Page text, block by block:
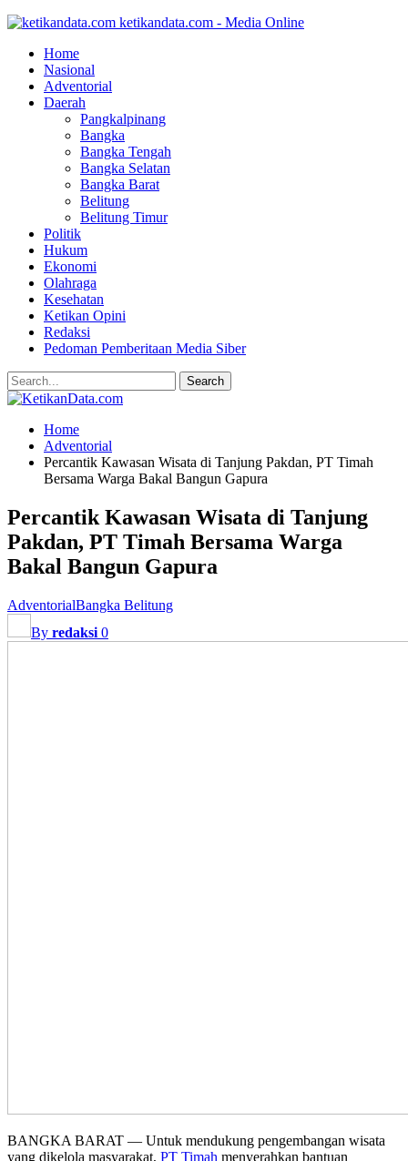
ketikandata.com - Media Online
Home
Nasional
Adventorial
Daerah
Pangkalpinang
Bangka
Bangka Tengah
Bangka Selatan
Bangka Barat
Belitung
Belitung Timur
Politik
Hukum
Ekonomi
Olahraga
Kesehatan
Ketikan Opini
Redaksi
Pedoman Pemberitaan Media Siber
Home
Adventorial
Percantik Kawasan Wisata di Tanjung Pakdan, PT Timah
Bersama Warga Bakal Bangun Gapura
Percantik Kawasan Wisata di Tanjung
Pakdan, PT Timah Bersama Warga
Bakal Bangun Gapura
AdventorialBangka Belitung
By redaksi 0
BANGKA BARAT — Untuk mendukung pengembangan wisata
yang dikelola masyarakat, PT Timah menyerahkan bantuan